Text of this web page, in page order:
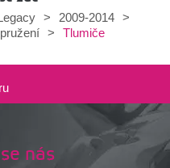
> 2009-2014
>
> Tlumiče
nás